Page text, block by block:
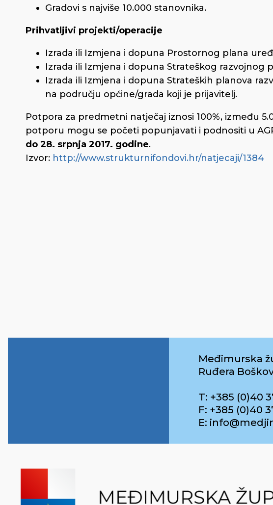
Gradovi s najviše 10.000 stanovnika.
Prihvatljivi projekti/operacije
Izrada ili Izmjena i dopuna Prostornog plana
Izrada ili Izmjena i dopuna Strateškog razvojnog
Izrada ili Izmjena i dopuna Strateških planova
na području općine/grada koji je prijavitelj.
Potpora za predmetni natječaj iznosi 100%, između
potporu mogu se početi popunjavati i podnositi u
do 28. srpnja 2017. godine.
Izvor: http://www.strukturnifondovi.hr/natjecaji/1384
Međimurska
Ruđera
T: +385 (0)40
F: +385 (0)40
E: